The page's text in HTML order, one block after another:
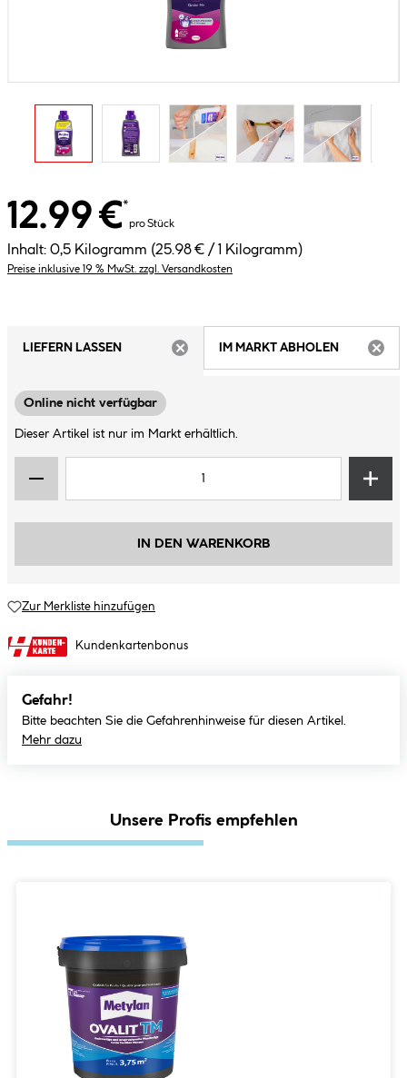
12.99 €*
pro Stück
Inhalt: 0,5 Kilogramm (25.98 € / 1 Kilogramm)
Preise inklusive 19 % MwSt. zzgl. Versandkosten
LIEFERN LASSEN
IM MARKT ABHOLEN
Online nicht verfügbar
Dieser Artikel ist nur im Markt erhältlich.
IN DEN WARENKORB
Zur Merkliste hinzufügen
Kundenkartenbonus
Gefahr!
Bitte beachten Sie die Gefahrenhinweise für diesen Artikel.
Mehr dazu
Unsere Profis empfehlen